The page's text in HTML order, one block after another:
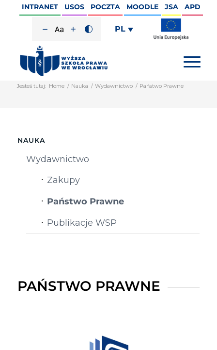
INTRANET USOS POCZTA MOODLE JSA APD
PL
Jesteś tutaj: Home / Nauka / Wydawnictwo / Państwo Prawne
NAUKA
Wydawnictwo
Zakupy
Państwo Prawne
Publikacje WSP
PAŃSTWO PRAWNE